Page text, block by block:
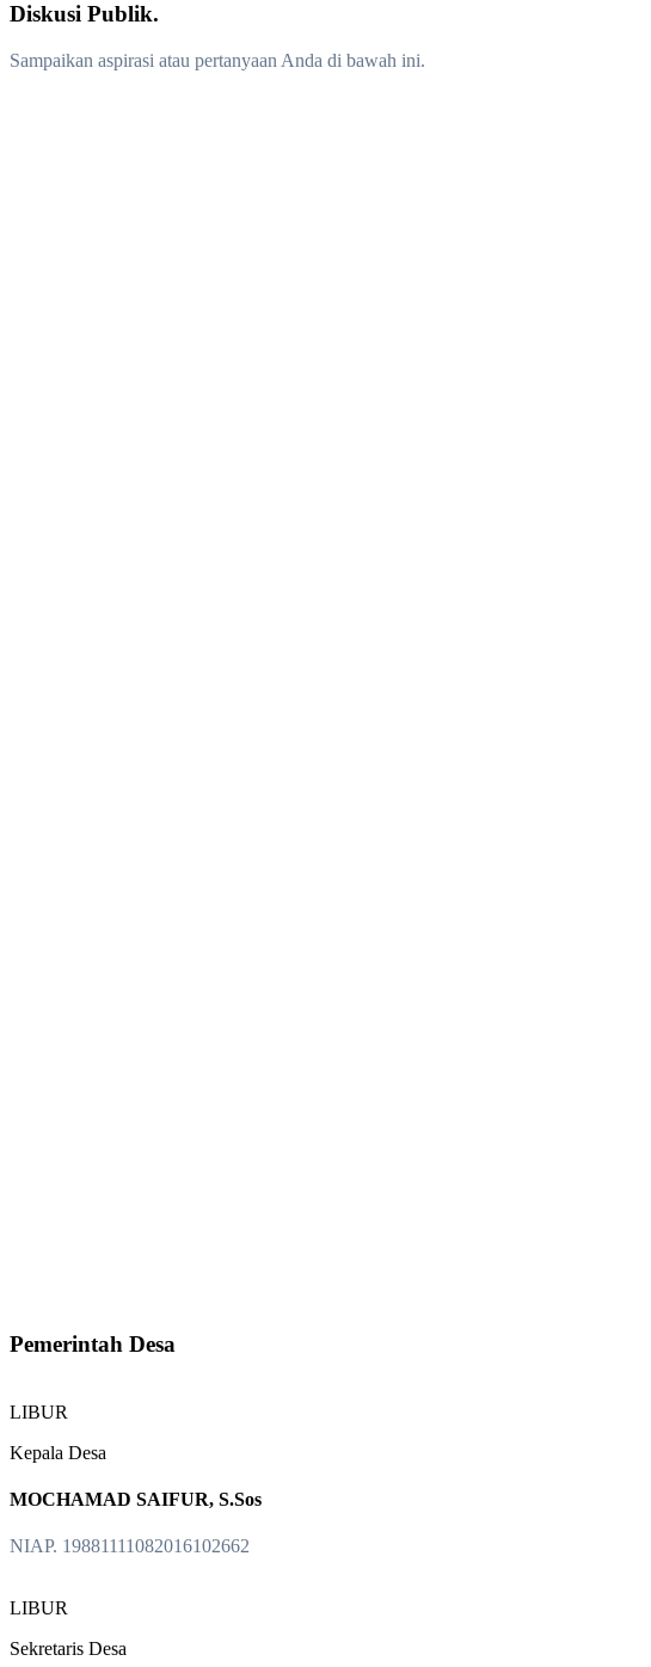
Diskusi Publik.
Sampaikan aspirasi atau pertanyaan Anda di bawah ini.
Pemerintah Desa
LIBUR
Kepala Desa
MOCHAMAD SAIFUR, S.Sos
NIAP. 19881111082016102662
LIBUR
Sekretaris Desa